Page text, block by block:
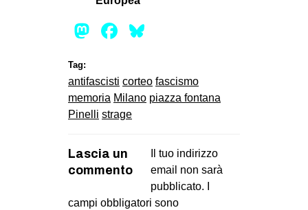
Mastodon
Facebook
Tag:
antifascisti corteo fascismo
memoria Milano piazza fontana
Pinelli strage
Lascia un
commento
Il tuo indirizzo
email non sarà
pubblicato.
campi obbligatori sono